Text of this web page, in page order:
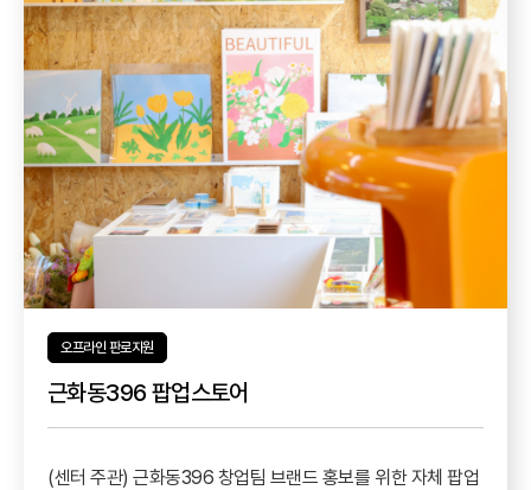
오프라인 판로지원
근화동396 팝업스토어
(센터 주관) 근화동396 창업팀 브랜드 홍보를 위한 자체 팝업